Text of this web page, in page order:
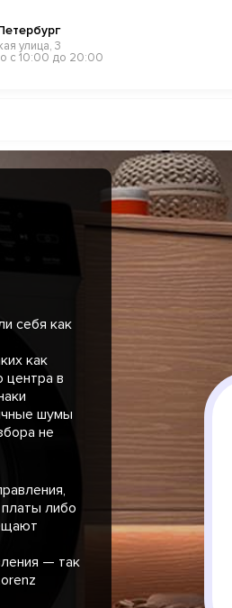
улица, 3
с 10:00 до 20:00
себя как
как
центра в
шумы
не
либо
— так